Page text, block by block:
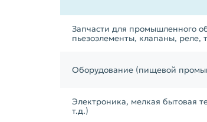
Запчасти для промышленного
пьезоэлементы, клапаны, реле,
Оборудование (пищевой
Электроника, мелкая бытовая
т.д.)